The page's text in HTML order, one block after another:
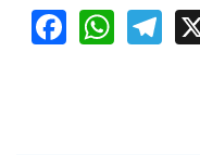
Facebook